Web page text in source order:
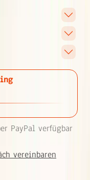
PayPal verfügbar
vereinbaren